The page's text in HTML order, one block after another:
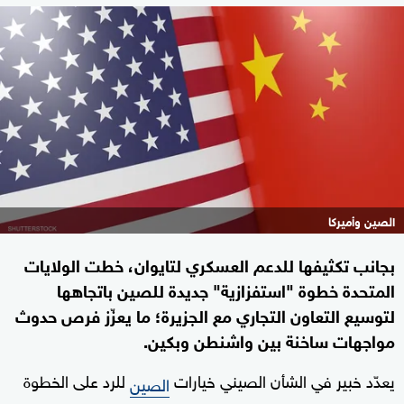
الصين وأميركا
بجانب تكثيفها للدعم العسكري لتايوان، خطت الولايات
المتحدة خطوة "استفزازية" جديدة للصين باتجاهها
لتوسيع التعاون التجاري مع الجزيرة؛ ما يعزّز فرص حدوث
مواجهات ساخنة بين واشنطن وبكين.
يعدّد خبير في الشأن الصيني خياراتالصينللرد على الخطوة